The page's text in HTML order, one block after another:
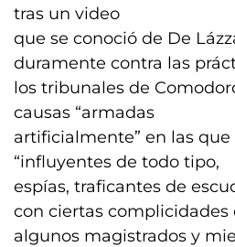
tras un video
que se conoció de De
duramente contra las
los tribunales de
causas “armadas
artificialmente” en las
“influyentes de todo tipo,
espías, traficantes de
con ciertas complicidades
algunos magistrados y